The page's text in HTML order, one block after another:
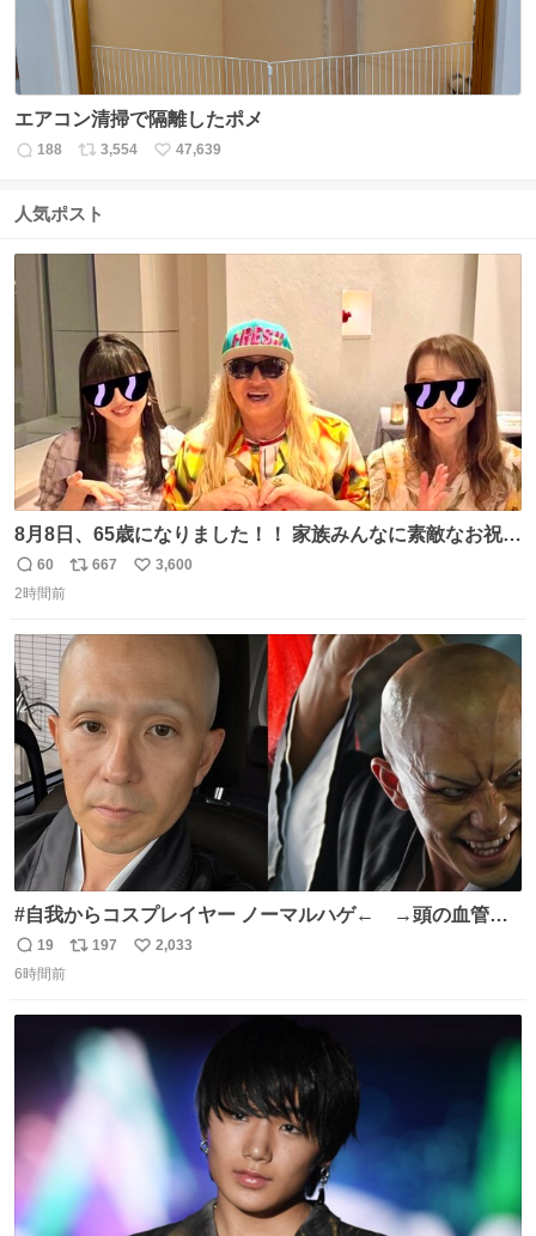
エアコン清掃で隔離したポメ
返
数
188
リ
ス
数
3,554
い
47,639
人気ポスト
8月8日、65歳になりました！！ 家族みんなに素敵なお祝い
をしてもらいました！！ 実は今年、家族に怪我が続いてい
て、 6月には娘が左膝を脱臼。 そして先月は、奥さまが同
返
信
60
リ
ト
667
い
3,600
2時間前
#自我からコスプレイヤー ノーマルハゲ← →頭の血管パ
ンプアップハゲ
返
信
19
リ
ト
数
197
い
数
2,033
6時間前